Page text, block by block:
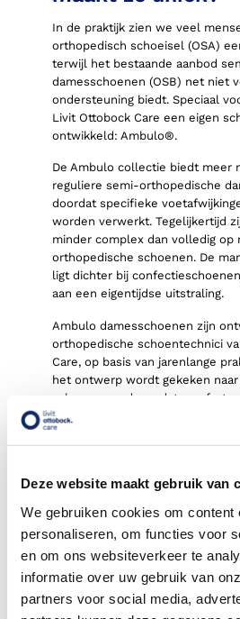
Deze website maakt gebruik van
We gebruiken cookies om content
personaliseren, om functies voor
en om ons websiteverkeer te
informatie over uw gebruik van
partners voor social media,
In de praktijk zien we veel
orthopedisch schoeisel (OSA)
terwijl het bestaande aanbod
damesschoenen (OSB) net niet
ondersteuning biedt. Speciaal
Livit Ottobock Care een eigen
ontwikkeld: Ambulo®.
De Ambulo collectie biedt meer
reguliere semi-orthopedische
doordat specifieke
worden verwerkt. Tegelijkertijd
minder complex dan volledig op
orthopedische schoenen. De
ligt dichter bij
aan een eigentijdse uitstraling.
Ambulo damesschoenen zijn
orthopedische schoentechnici
Care, op basis van jarenlange
het ontwerp wordt gekeken naar
schoenenmode, zodat comfort
hand gaan.
De schoenen worden
ze geschikt voor
Wat maakt Ambulo®
damesschoenen
Goede pasvorm voor
en stabiliteit